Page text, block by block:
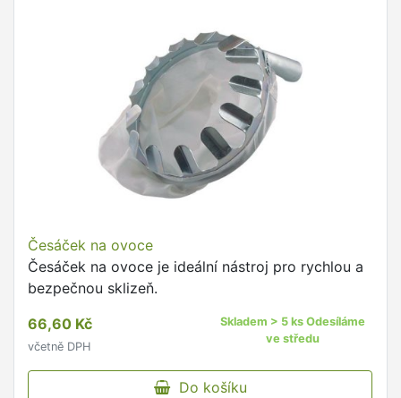
Česáček na ovoce
Česáček na ovoce je ideální nástroj pro rychlou a
bezpečnou sklizeň.
66,60 Kč
včetně DPH
Skladem > 5 ks Odesíláme
ve středu
Do košíku